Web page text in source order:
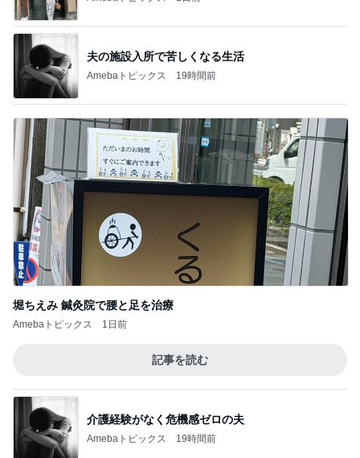
夫の施設入所で苦しくなる生活
Amebaトピックス 19時間前
堀ちえみ 鍼灸院で腰と足を治療
Amebaトピックス 1日前
記事を読む
介護経験がなく危機感ゼロの夫
Amebaトピックス 19時間前